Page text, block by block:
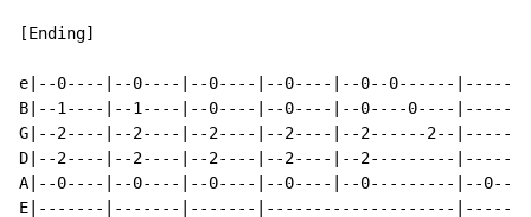
[Ending]
e|--0----|--0----|--0----|--0----|--0--0------
B|--1----|--1----|--0----|--0----|--0----0----
G|--2----|--2----|--2----|--2----|--2------2--
D|--2----|--2----|--2----|--2----|--2---------
A|--0----|--0----|--0----|--0----|--0---------|--
E|-------|-------|-------|--------------------